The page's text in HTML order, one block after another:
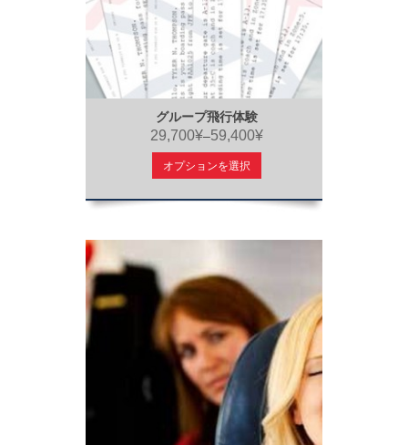
グループ飛行体験
29,700¥–59,400¥
オプションを選択